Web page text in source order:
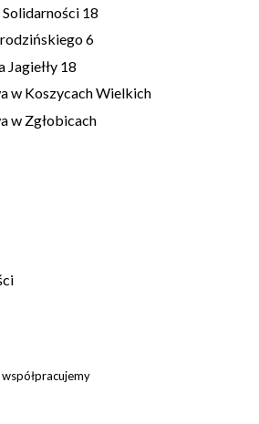
Solidarności 18
6
Jagiełły 18
w Koszycach Wielkich
w Zgłobicach